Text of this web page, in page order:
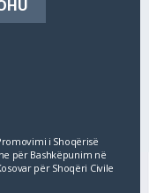
i Shoqërisë
për Bashkëpunim në
për Shoqëri Civile